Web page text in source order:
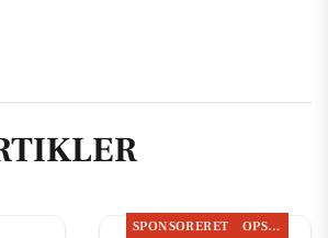
SPONSORERET OPSLAGSTAVLEN